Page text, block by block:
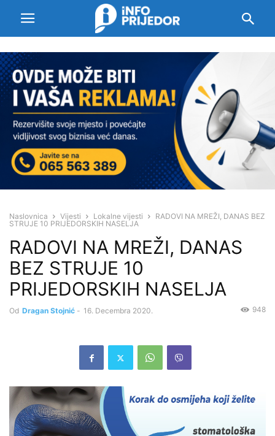
Naslovnica Vijesti Lokalne vijesti
RADOVI NA MREŽI, DANAS BEZ
STRUJE 10 PRIJEDORSKIH NASELJA
RADOVI NA MREŽI, DANAS
BEZ STRUJE 10
PRIJEDORSKIH NASELJA
Od Dragan Stojnić - 16. Decembra 2020. 948